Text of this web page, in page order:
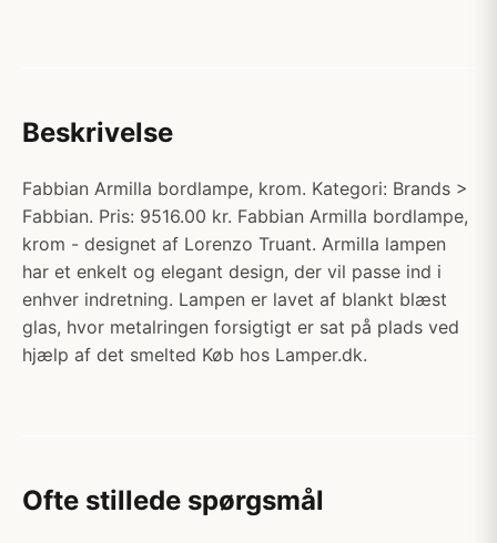
Beskrivelse
Fabbian Armilla bordlampe, krom. Kategori: Brands >
Fabbian. Pris: 9516.00 kr. Fabbian Armilla bordlampe,
krom - designet af Lorenzo Truant. Armilla lampen
har et enkelt og elegant design, der vil passe ind i
enhver indretning. Lampen er lavet af blankt blæst
glas, hvor metalringen forsigtigt er sat på plads ved
hjælp af det smelted Køb hos Lamper.dk.
Ofte stillede spørgsmål